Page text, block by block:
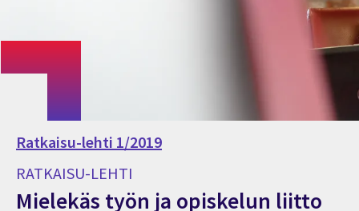
Ratkaisu-lehti 1/2019
RATKAISU-LEHTI
Mielekäs työn ja opiskelun liitto